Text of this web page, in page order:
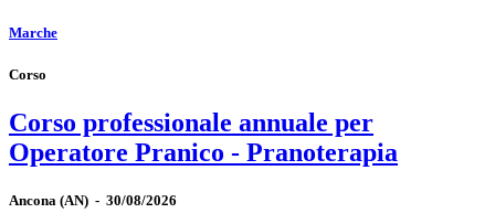
Marche
Corso
Corso professionale annuale per
Operatore Pranico - Pranoterapia
Ancona (AN) - 30/08/2026